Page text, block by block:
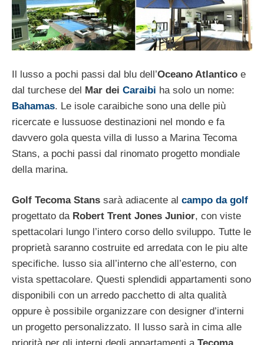
Il lusso a pochi passi dal blu dell’Oceano Atlantico e
dal turchese del Mar dei Caraibi ha solo un nome:
Bahamas. Le isole caraibiche sono una delle più
ricercate e lussuose destinazioni nel mondo e fa
davvero gola questa villa di lusso a Marina Tecoma
Stans, a pochi passi dal rinomato progetto mondiale
della marina.
Golf Tecoma Stans sarà adiacente al campo da golf
progettato da Robert Trent Jones Junior, con viste
spettacolari lungo l’intero corso dello sviluppo. Tutte le
proprietà saranno costruite ed arredata con le piu alte
specifiche. lusso sia all’interno che all’esterno, con
vista spettacolare. Questi splendidi appartamenti sono
disponibili con un arredo pacchetto di alta qualità
oppure è possibile organizzare con designer d’interni
un progetto personalizzato. Il lusso sarà in cima alle